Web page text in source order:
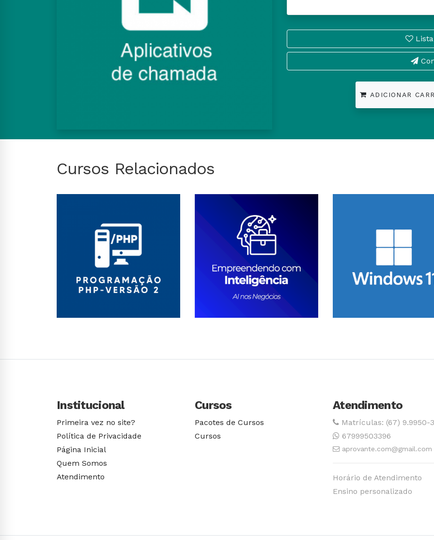
ADICIONAR
Cursos Relacionados
Institucional
Primeira vez no site?
Política de Privacidade
Página Inicial
Quem Somos
Atendimento
Cursos
Pacotes de Cursos
Cursos
Atendimento
Matrículas: (67) 9.9950-
67999503396
aprovante.com@gmail.com
Horário de Atendimento
Ensino personalizado